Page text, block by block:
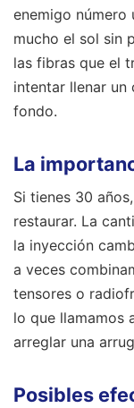
enemigo número
mucho el sol sin
las fibras que el
intentar llenar un
fondo.
La
Si tienes 30
restaurar. La
la inyección
a veces
tensores o
lo que llamamos
arreglar una
Posibles